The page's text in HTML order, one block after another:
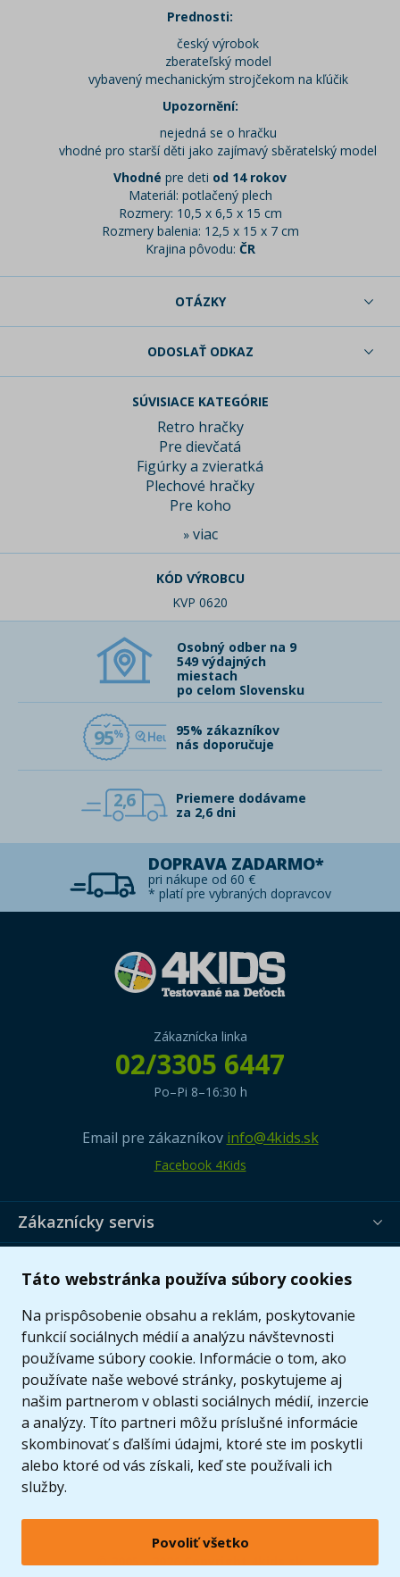
Táto webstránka používa súbory cookies
Na prispôsobenie obsahu a reklám, poskytovanie
funkcií sociálnych médií a analýzu návštevnosti
používame súbory cookie. Informácie o tom, ako
používate naše webové stránky, poskytujeme aj
našim partnerom v oblasti sociálnych médií, inzercie
a analýzy. Títo partneri môžu príslušné informácie
skombinovať s ďalšími údajmi, ktoré ste im poskytli
alebo ktoré od vás získali, keď ste používali ich
služby.
Povoliť všetko
Prednosti:
český výrobok
zberateľský model
vybavený mechanickým strojčekom na kľúčik
Upozornění:
nejedná se o hračku
vhodné pro starší děti jako zajímavý sběratelský model
Vhodné pre deti od 14 rokov
Materiál: potlačený plech
Rozmery: 10,5 x 6,5 x 15 cm
Rozmery balenia: 12,5 x 15 x 7 cm
Krajina pôvodu: ČR
OTÁZKY
ODOSLAŤ ODKAZ
SÚVISIACE KATEGÓRIE
Retro hračky
Pre dievčatá
Figúrky a zvieratká
Plechové hračky
Pre koho
» viac
KÓD VÝROBCU
KVP 0620
Osobný odber na 9
549 výdajných
miestach
po celom Slovensku
95
95% zákazníkov
nás doporučuje
2,6
Priemere dodávame
za 2,6 dni
DOPRAVA ZADARMO*
pri nákupe od 60 €
* platí pre vybraných dopravcov
Zákaznícka linka
02/3305 6447
Po–Pi 8–16:30 h
Email pre zákazníkov info@4kids.sk
Facebook 4Kids
Zákaznícky servis
© 2005 - 2026 Copyright 4kids.sk